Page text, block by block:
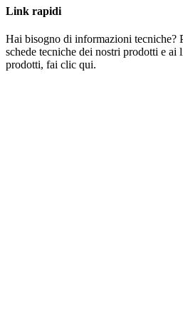
Link rapidi
Hai bisogno di informazioni tecniche?
schede tecniche dei nostri prodotti e
prodotti, fai clic qui.